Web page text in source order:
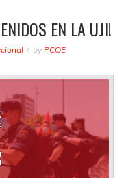
EN LA UJI!
by PCOE